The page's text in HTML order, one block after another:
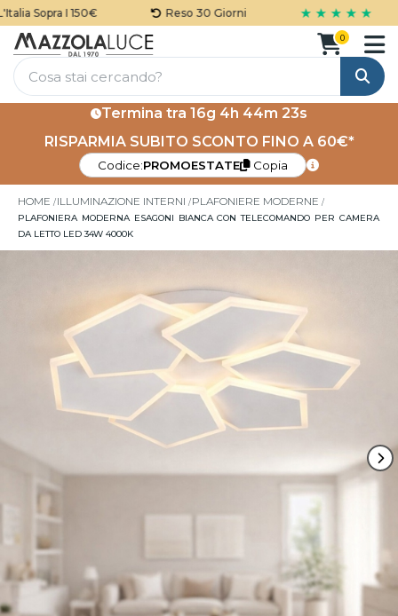
Sopra I 150€ Reso 30 Giorni ★ ★ ★ ★ ★
Cerca
0
Termina tra 16g 4h 44m 23s
RISPARMIA SUBITO SCONTO FINO A 60€*
Codice:PROMOESTATE Copia
HOME ILLUMINAZIONE INTERNI PLAFONIERE MODERNE
PLAFONIERA MODERNA ESAGONI BIANCA CON TELECOMANDO PER CAMERA
DA LETTO LED 34W 4000K